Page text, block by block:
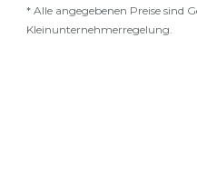
* Alle angegebenen Preise sind
Kleinunternehmerregelung.